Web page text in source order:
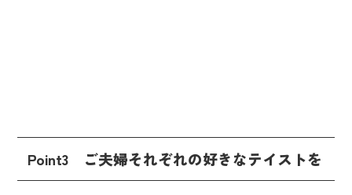
Point3 ご夫婦それぞれの好きなテイストを